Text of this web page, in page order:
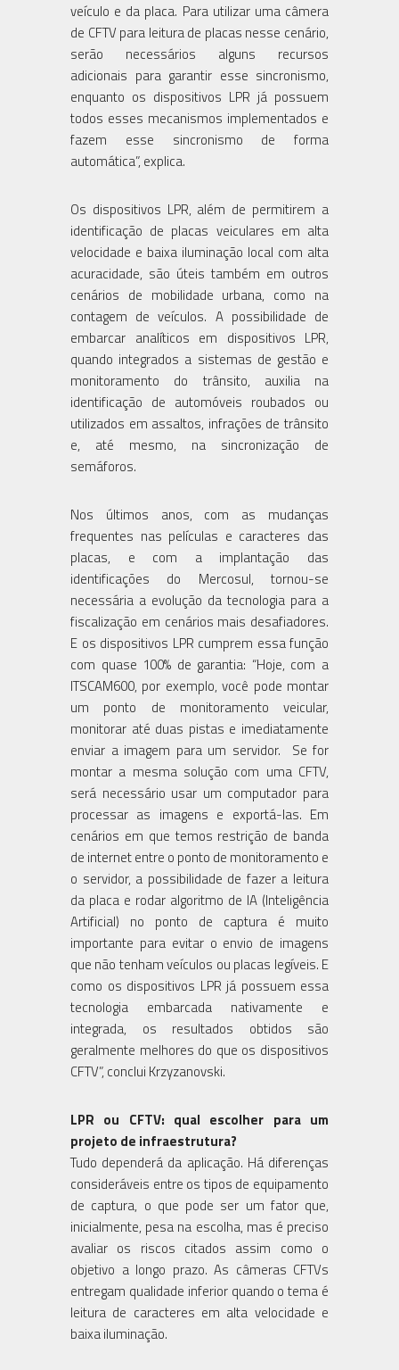
veículo e da placa. Para utilizar uma câmera
de CFTV para leitura de placas nesse cenário,
serão necessários alguns recursos
adicionais para garantir esse sincronismo,
enquanto os dispositivos LPR já possuem
todos esses mecanismos implementados e
fazem esse sincronismo de forma
automática”, explica.
Os dispositivos LPR, além de permitirem a
identificação de placas veiculares em alta
velocidade e baixa iluminação local com alta
acuracidade, são úteis também em outros
cenários de mobilidade urbana, como na
contagem de veículos. A possibilidade de
embarcar analíticos em dispositivos LPR,
quando integrados a sistemas de gestão e
monitoramento do trânsito, auxilia na
identificação de automóveis roubados ou
utilizados em assaltos, infrações de trânsito
e, até mesmo, na sincronização de
semáforos.
Nos últimos anos, com as mudanças
frequentes nas películas e caracteres das
placas, e com a implantação das
identificações do Mercosul, tornou-se
necessária a evolução da tecnologia para a
fiscalização em cenários mais desafiadores.
E os dispositivos LPR cumprem essa função
com quase 100% de garantia: “Hoje, com a
ITSCAM600, por exemplo, você pode montar
um ponto de monitoramento veicular,
monitorar até duas pistas e imediatamente
enviar a imagem para um servidor. Se for
montar a mesma solução com uma CFTV,
será necessário usar um computador para
processar as imagens e exportá-las. Em
cenários em que temos restrição de banda
de internet entre o ponto de monitoramento e
o servidor, a possibilidade de fazer a leitura
da placa e rodar algoritmo de IA (Inteligência
Artificial) no ponto de captura é muito
importante para evitar o envio de imagens
que não tenham veículos ou placas legíveis. E
como os dispositivos LPR já possuem essa
tecnologia embarcada nativamente e
integrada, os resultados obtidos são
geralmente melhores do que os dispositivos
CFTV”, conclui Krzyzanovski.
LPR ou CFTV: qual escolher para um
projeto de infraestrutura?
Tudo dependerá da aplicação. Há diferenças
consideráveis entre os tipos de equipamento
de captura, o que pode ser um fator que,
inicialmente, pesa na escolha, mas é preciso
avaliar os riscos citados assim como o
objetivo a longo prazo. As câmeras CFTVs
entregam qualidade inferior quando o tema é
leitura de caracteres em alta velocidade e
baixa iluminação.